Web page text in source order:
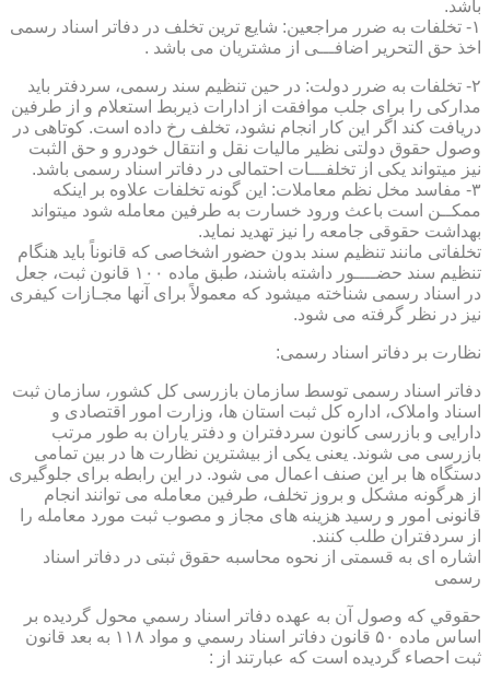
باشد.
۱- تخلفات به ضرر مراجعین: شایع ترین تخلف در دفاتر اسناد رسمی
اخذ حق التحریر اضافـــی از مشتریان می باشد .
۲- تخلفات به ضرر دولت: در حین تنظیم سند رسمی، سردفتر باید
مدارکی را برای جلب موافقت از ادارات ذیربط استعلام و از طرفین
دریافت کند اگر این کار انجام نشود، تخلف رخ داده است. کوتاهی در
وصول حقوق دولتی نظیر مالیات نقل و انتقال خودرو و حق الثبت
نیز میتواند یکی از تخلفـــات احتمالی در دفاتر اسناد رسمی باشد.
۳- مفاسد مخل نظم معاملات: این گونه تخلفات علاوه بر اینکه
ممکــن است باعث ورود خسارت به طرفین معامله شود میتواند
بهداشت حقوقی جامعه را نیز تهدید نماید.
تخلفاتی مانند تنظیم سند بدون حضور اشخاصی که قانوناً باید هنگام
تنظیم سند حضــــور داشته باشند، طبق ماده ۱۰۰ قانون ثبت، جعل
در اسناد رسمی شناخته میشود که معمولاً برای آنها مجـازات کیفری
نیز در نظر گرفته می شود.
نظارت بر دفاتر اسناد رسمی:
دفاتر اسناد رسمی توسط سازمان بازرسی کل کشور، سازمان ثبت
اسناد واملاک، اداره کل ثبت استان ها، وزارت امور اقتصادی و
دارایی و بازرسی کانون سردفتران و دفتر یاران به طور مرتب
بازرسی می شوند. یعنی یکی از بیشترین نظارت ها در بین تمامی
دستگاه ها بر این صنف اعمال می شود. در این رابطه برای جلوگیری
از هرگونه مشکل و بروز تخلف، طرفین معامله می توانند انجام
قانونی امور و رسید هزینه های مجاز و مصوب ثبت مورد معامله را
از سردفتران طلب کنند.
اشاره ای به قسمتی از نحوه محاسبه حقوق ثبتی در دفاتر اسناد
رسمی
حقوقي كه وصول آن به عهده دفاتر اسناد رسمي محول گرديده بر
اساس ماده ۵۰ قانون دفاتر اسناد رسمي و مواد ۱۱۸ به بعد قانون
ثبت احصاء گرديده است كه عبارتند از :